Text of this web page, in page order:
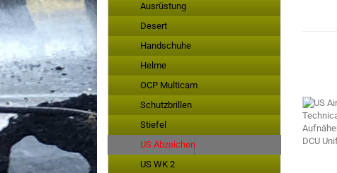
Ausrüstung
Desert
Handschuhe
Helme
OCP Multicam
Schutzbrillen
Stiefel
US Abzeichen
US WK 2